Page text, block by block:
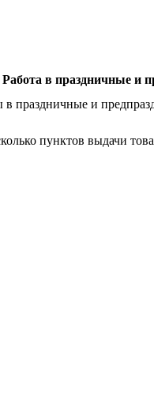
Работа в праздничные и
в праздничные и
пунктов выдачи